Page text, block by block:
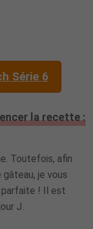
Série 6
la recette :
Toutefois, afin
je vous
parfaite ! Il est
J.